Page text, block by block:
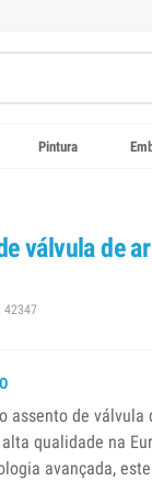
Pintura
válvula de
42347
assento de válvula
qualidade na
avançada,